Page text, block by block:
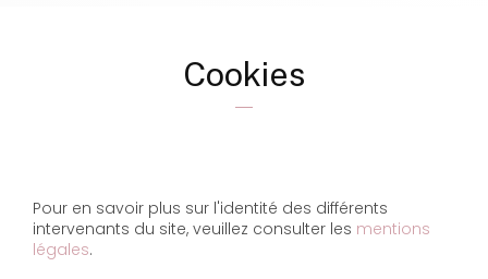
Cookies
Pour en savoir plus sur l'identité des différents
intervenants du site, veuillez consulter les mentions
légales.